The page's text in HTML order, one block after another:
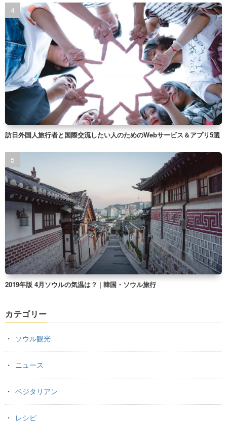
訪日外国人旅行者と国際交流したい人のためのWebサービス＆アプリ5選
2019年版 4月ソウルの気温は？ | 韓国・ソウル旅行
カテゴリー
ソウル観光
ニュース
ベジタリアン
レシピ